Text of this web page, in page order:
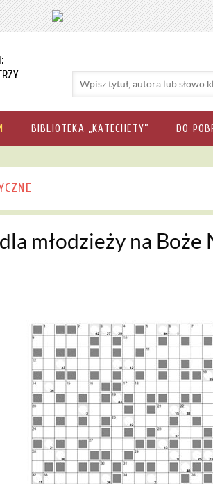
BIBLIOTEKA „KATECHETY” DO
młodzieży na Boże